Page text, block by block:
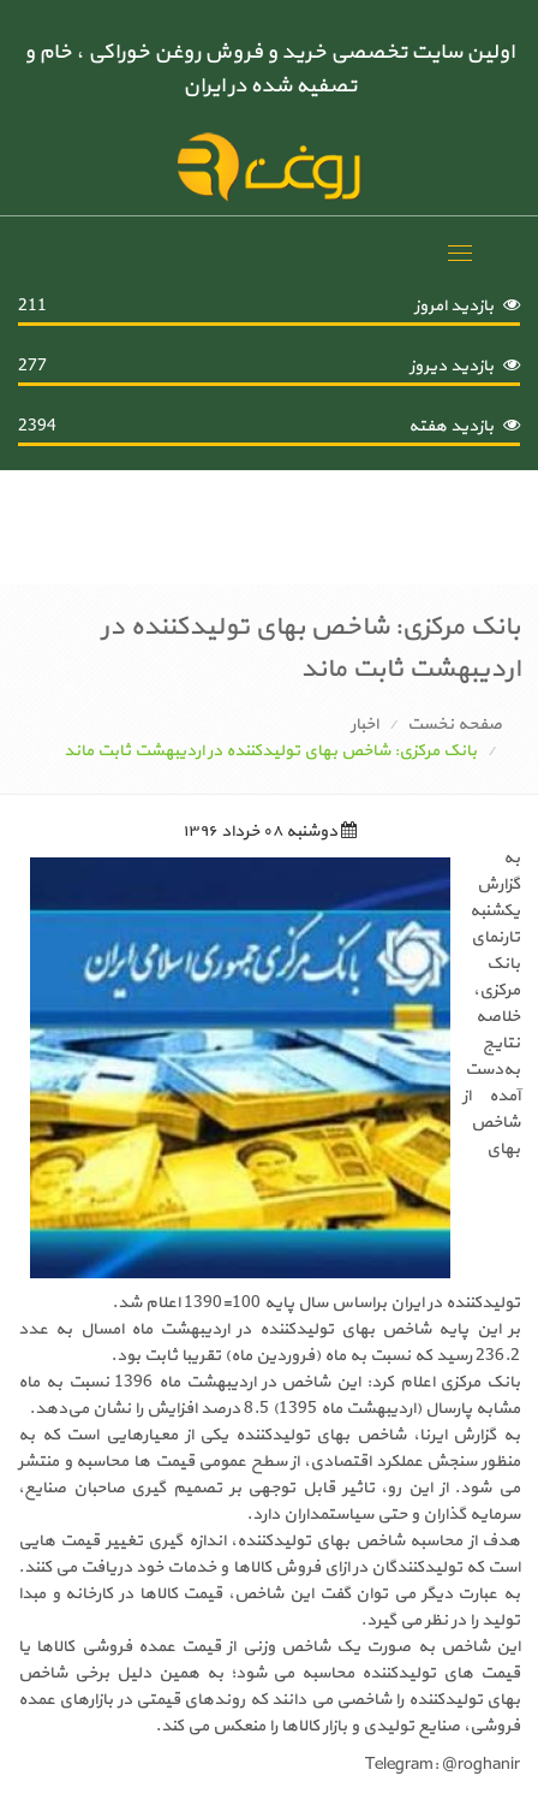
اولین سایت تخصصی خرید و فروش روغن خوراکی ، خام و
تصفیه شده در ایران
Toggle
بازدید امروز
211
بازدید دیروز 277
بازدید هفته 2394
بانک مرکزی: شاخص بهای تولیدکننده در
اردیبهشت ثابت ماند
صفحه نخست
اخبار
بانک مرکزی: شاخص بهای تولیدکننده در اردیبهشت ثابت ماند
دوشنبه ۰۸ خرداد ۱۳۹۶
به
گزارش
یکشنبه
تارنمای
بانک
مرکزی،
خلاصه
نتایج
به‌دست
آمده از
شاخص
بهای
تولیدکننده در ایران براساس سال پایه 100=1390 اعلام شد.
بر این پایه شاخص بهای تولیدکننده در اردیبهشت ماه امسال به عدد
236.2 رسید که نسبت به ماه (فروردین ماه) تقریبا ثابت بود.
بانک مرکزی اعلام کرد: این شاخص در اردیبهشت ماه 1396 نسبت به ماه
مشابه پارسال (اردیبهشت ماه 1395) 8.5 درصد افزایش را نشان می‌‌دهد.
به گزارش ایرنا، شاخص بهای تولیدکننده یکی از معیارهایی است که به
منظور سنجش عملکرد اقتصادی، از سطح عمومی قیمت ها محاسبه و منتشر
می شود. از این رو، تاثیر قابل توجهی بر تصمیم گیری صاحبان صنایع،
سرمایه گذاران و حتی سیاستمداران دارد.
هدف از محاسبه شاخص بهای تولیدکننده، اندازه گیری تغییر قیمت هایی
است که تولیدکنندگان در ازای فروش کالاها و خدمات خود دریافت می کنند.
به عبارت دیگر می توان گفت این شاخص، قیمت کالاها در کارخانه و مبدا
تولید را در نظر می گیرد.
این شاخص به صورت یک شاخص وزنی از قیمت عمده فروشی کالاها یا
قیمت های تولیدکننده محاسبه می شود؛ به همین دلیل برخی شاخص
بهای تولیدکننده را شاخصی می دانند که روندهای قیمتی در بازارهای عمده
فروشی، صنایع تولیدی و بازار کالاها را منعکس می کند.
Telegram: @roghanir